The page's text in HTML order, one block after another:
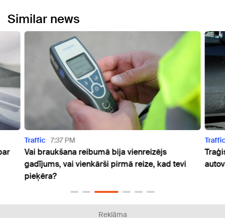
Similar news
Traffic 7:37 PM
Vai braukšana reibumā bija vienreizējs
gadījums, vai vienkārši pirmā reize, kad tevi
pieķēra?
Reklāma